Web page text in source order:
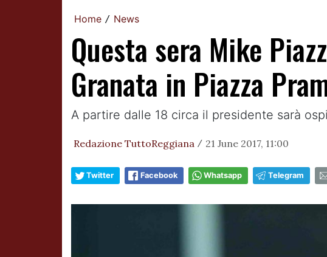
Home / News
Questa sera Mike
Granata in Piazza
A partire dalle 18 circa il presidente sarà
Redazione TuttoReggiana / 21 June 2017, 11:00
Twitter Facebook Whatsapp Telegram